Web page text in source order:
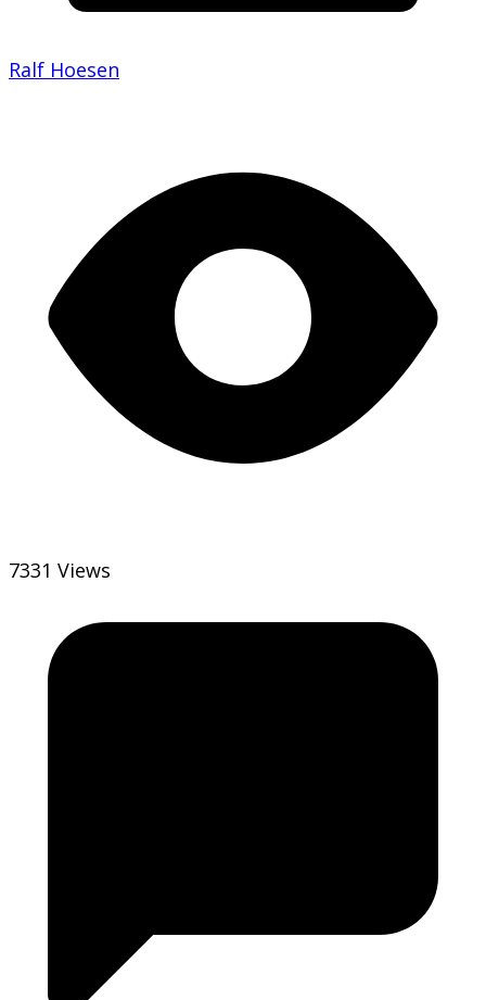
Ralf Hoesen
7331 Views